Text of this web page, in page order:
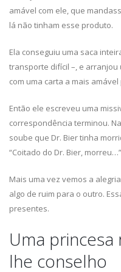
amável com ele, que
lá não tinham esse produto.
Ela conseguiu uma saca
transporte difícil –, e arranjou
com uma carta a mais
Então ele escreveu uma
correspondência terminou.
soube que Dr. Bier tinha
“Coitado do Dr. Bier, morreu…”
Mais uma vez vemos a
algo de ruim para o outro.
presentes.
Uma
lhe conselho